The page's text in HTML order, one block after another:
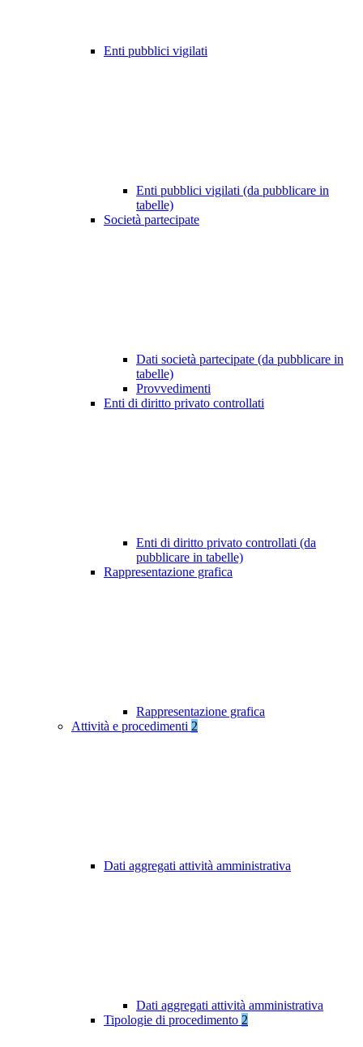
Enti pubblici vigilati
Enti pubblici vigilati (da pubblicare in
tabelle)
Società partecipate
Dati società partecipate (da pubblicare in
tabelle)
Provvedimenti
Enti di diritto privato controllati
Enti di diritto privato controllati (da
pubblicare in tabelle)
Rappresentazione grafica
Rappresentazione grafica
Attività e procedimenti 2
Dati aggregati attività amministrativa
Dati aggregati attività amministrativa
Tipologie di procedimento 2